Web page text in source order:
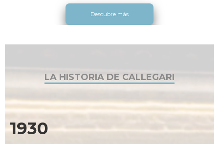
Descubre más
LA HISTORIA DE CALLEGARI
1930